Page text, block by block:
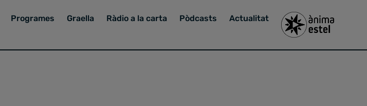
Programes Graella Ràdio a la carta Pòdcasts Actualitat